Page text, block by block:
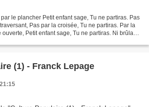
le plancher Petit enfant sage, Tu ne partiras. Pas
Pas par la croisée, Tu ne partiras. Par la
Petit enfant sage, Tu ne partiras. Ni brûlant
(1) - Franck Lepage